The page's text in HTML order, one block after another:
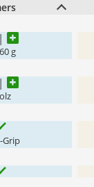
g
Grip